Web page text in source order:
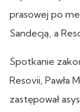
prasowej po
Sandecją, a
Spotkanie
Resovii, Pawła
zastępował